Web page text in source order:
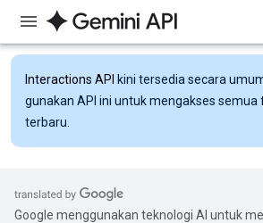
Interactions API kini tersedia secara
gunakan API ini untuk mengakses semua
terbaru.
Google menggunakan teknologi AI untuk